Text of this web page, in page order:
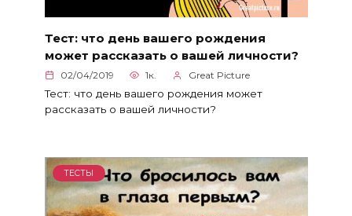
Тест: что день вашего рождения
может рассказать о вашей личности?
02/04/2019 1к. Great Picture
Тест: что день вашего рождения может
рассказать о вашей личности?
ТЕСТЫ